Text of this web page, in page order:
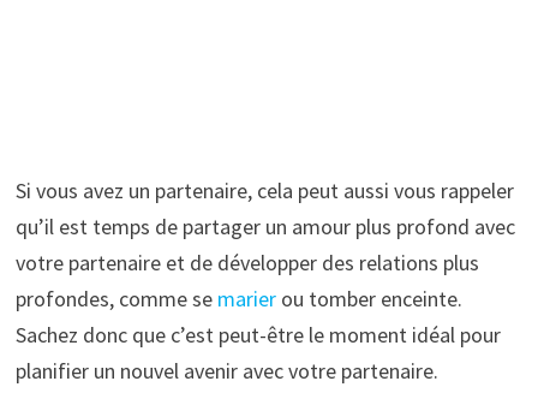
Si vous avez un partenaire, cela peut aussi vous rappeler
qu’il est temps de partager un amour plus profond avec
votre partenaire et de développer des relations plus
profondes, comme se marierou tomber enceinte.
Sachez donc que c’est peut-être le moment idéal pour
planifier un nouvel avenir avec votre partenaire.